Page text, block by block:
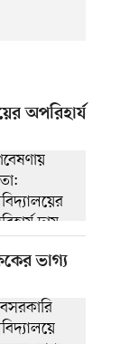
অপরিহার্য
ভাগ্য